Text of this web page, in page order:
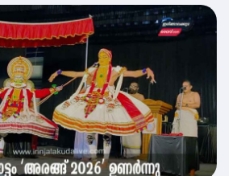
ജില്ലയിൽ എല്ലാ വിദ്യാഭ്യാസ
സ്ഥാപനങ്ങൾക്കും ശനിയാഴ്ച
അവധി
എം.ജി. യൂണിവേഴ്‌സിറ്റിയിൽ നിന്ന്
ഇംഗ്ളീഷ് സാഹിത്യത്തിൽ
ഡോക്ടറേറ്റ് നേടിയ എൻ. ആര്യ